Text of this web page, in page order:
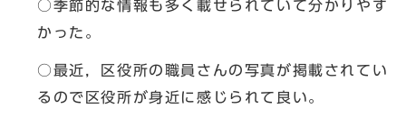
○季節的な情報も多く載せられていて分かりやす
かった。
○最近，区役所の職員さんの写真が掲載されてい
るので区役所が身近に感じられて良い。